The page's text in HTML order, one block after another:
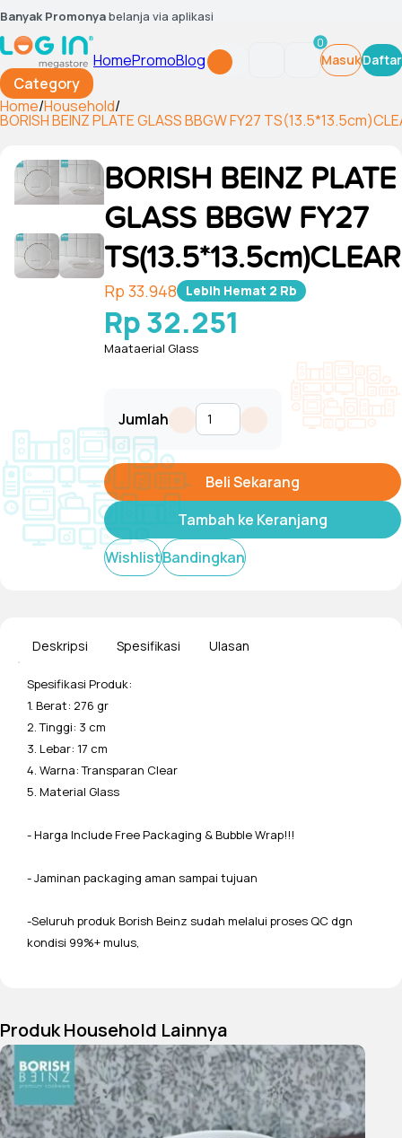
Banyak Promonyabelanja via aplikasi
Category
HomePromoBlog
0
MasukDaftar
Home/Household/
BORISH BEINZ PLATE GLASS BBGW FY27
BORISH BEINZ PLATE
GLASS BBGW FY27
TS(13.5*13.5cm)CLEAR
Rp 33.948 Lebih Hemat 2 Rb
Rp 32.251
Maataerial Glass
Jumlah
Beli Sekarang
Tambah ke Keranjang
WishlistBandingkan
Deskripsi Spesifikasi Ulasan
Spesifikasi Produk:
1. Berat: 276 gr
2. Tinggi: 3 cm
3. Lebar: 17 cm
4. Warna: Transparan Clear
5. Material Glass
- Harga Include Free Packaging & Bubble Wrap!!!
- Jaminan packaging aman sampai tujuan
-Seluruh produk Borish Beinz sudah melalui proses QC dgn
kondisi 99%+ mulus,
Produk Household Lainnya